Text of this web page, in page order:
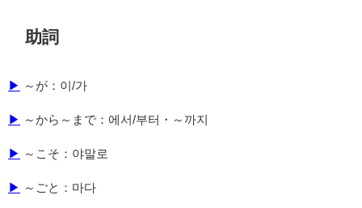
助詞
▶ ～が：이/가
▶ ～から～まで：에서/부터・～까지
▶ ～こそ：야말로
▶ ～ごと：마다